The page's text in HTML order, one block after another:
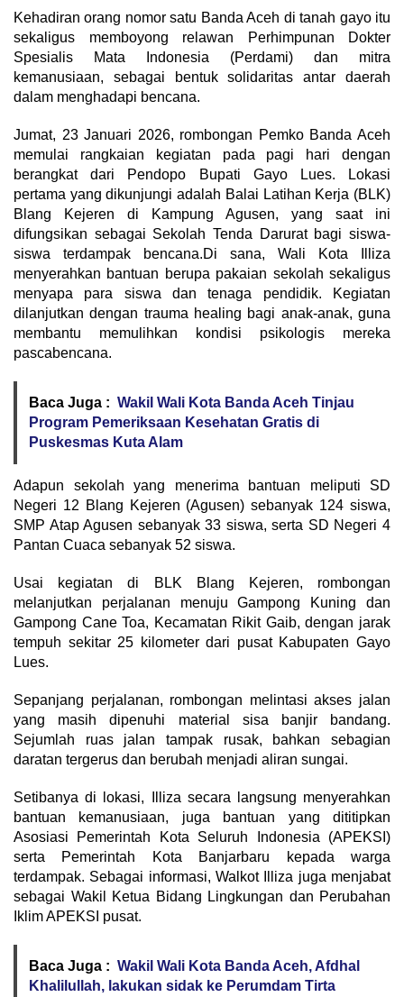
Kehadiran orang nomor satu Banda Aceh di tanah gayo itu
sekaligus memboyong relawan Perhimpunan Dokter
Spesialis Mata Indonesia (Perdami) dan mitra
kemanusiaan, sebagai bentuk solidaritas antar daerah
dalam menghadapi bencana.
Jumat, 23 Januari 2026, rombongan Pemko Banda Aceh
memulai rangkaian kegiatan pada pagi hari dengan
berangkat dari Pendopo Bupati Gayo Lues. Lokasi
pertama yang dikunjungi adalah Balai Latihan Kerja (BLK)
Blang Kejeren di Kampung Agusen, yang saat ini
difungsikan sebagai Sekolah Tenda Darurat bagi siswa-
siswa terdampak bencana.Di sana, Wali Kota Illiza
menyerahkan bantuan berupa pakaian sekolah sekaligus
menyapa para siswa dan tenaga pendidik. Kegiatan
dilanjutkan dengan trauma healing bagi anak-anak, guna
membantu memulihkan kondisi psikologis mereka
pascabencana.
Baca Juga : Wakil Wali Kota Banda Aceh Tinjau
Program Pemeriksaan Kesehatan Gratis di
Puskesmas Kuta Alam
Adapun sekolah yang menerima bantuan meliputi SD
Negeri 12 Blang Kejeren (Agusen) sebanyak 124 siswa,
SMP Atap Agusen sebanyak 33 siswa, serta SD Negeri 4
Pantan Cuaca sebanyak 52 siswa.
Usai kegiatan di BLK Blang Kejeren, rombongan
melanjutkan perjalanan menuju Gampong Kuning dan
Gampong Cane Toa, Kecamatan Rikit Gaib, dengan jarak
tempuh sekitar 25 kilometer dari pusat Kabupaten Gayo
Lues.
Sepanjang perjalanan, rombongan melintasi akses jalan
yang masih dipenuhi material sisa banjir bandang.
Sejumlah ruas jalan tampak rusak, bahkan sebagian
daratan tergerus dan berubah menjadi aliran sungai.
Setibanya di lokasi, Illiza secara langsung menyerahkan
bantuan kemanusiaan, juga bantuan yang dititipkan
Asosiasi Pemerintah Kota Seluruh Indonesia (APEKSI)
serta Pemerintah Kota Banjarbaru kepada warga
terdampak. Sebagai informasi, Walkot Illiza juga menjabat
sebagai Wakil Ketua Bidang Lingkungan dan Perubahan
Iklim APEKSI pusat.
Baca Juga : Wakil Wali Kota Banda Aceh, Afdhal
Khalilullah, lakukan sidak ke Perumdam Tirta